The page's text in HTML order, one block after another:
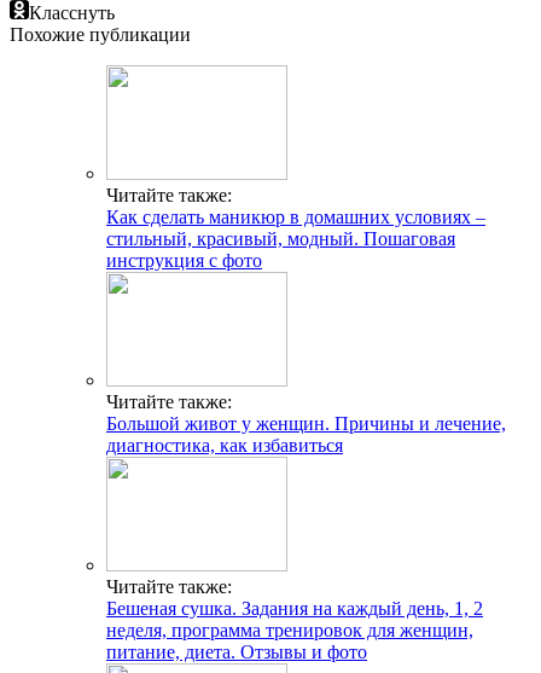
Класснуть
Похожие публикации
Читайте также:
Как сделать маникюр в домашних условиях –
стильный, красивый, модный. Пошаговая
инструкция с фото
Читайте также:
Большой живот у женщин. Причины и лечение,
диагностика, как избавиться
Читайте также:
Бешеная сушка. Задания на каждый день, 1, 2
неделя, программа тренировок для женщин,
питание, диета. Отзывы и фото